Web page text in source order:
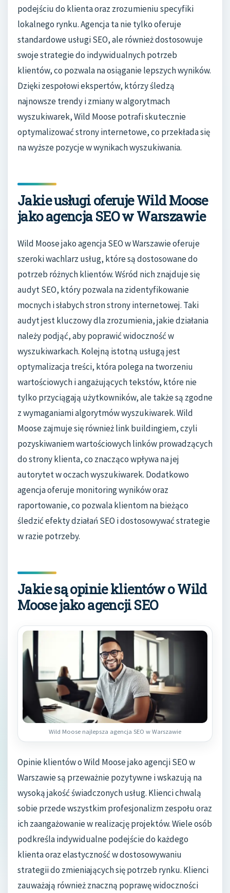
podejściu do klienta oraz zrozumieniu specyfiki
lokalnego rynku. Agencja ta nie tylko oferuje
standardowe usługi SEO, ale również dostosowuje
swoje strategie do indywidualnych potrzeb
klientów, co pozwala na osiąganie lepszych wyników.
Dzięki zespołowi ekspertów, którzy śledzą
najnowsze trendy i zmiany w algorytmach
wyszukiwarek, Wild Moose potrafi skutecznie
optymalizować strony internetowe, co przekłada się
na wyższe pozycje w wynikach wyszukiwania.
Jakie usługi oferuje Wild Moose
jako agencja SEO w Warszawie
Wild Moose jako agencja SEO w Warszawie oferuje
szeroki wachlarz usług, które są dostosowane do
potrzeb różnych klientów. Wśród nich znajduje się
audyt SEO, który pozwala na zidentyfikowanie
mocnych i słabych stron strony internetowej. Taki
audyt jest kluczowy dla zrozumienia, jakie działania
należy podjąć, aby poprawić widoczność w
wyszukiwarkach. Kolejną istotną usługą jest
optymalizacja treści, która polega na tworzeniu
wartościowych i angażujących tekstów, które nie
tylko przyciągają użytkowników, ale także są zgodne
z wymaganiami algorytmów wyszukiwarek. Wild
Moose zajmuje się również link buildingiem, czyli
pozyskiwaniem wartościowych linków prowadzących
do strony klienta, co znacząco wpływa na jej
autorytet w oczach wyszukiwarek. Dodatkowo
agencja oferuje monitoring wyników oraz
raportowanie, co pozwala klientom na bieżąco
śledzić efekty działań SEO i dostosowywać strategie
w razie potrzeby.
Jakie są opinie klientów o Wild
Moose jako agencji SEO
Wild Moose najlepsza agencja SEO w Warszawie
Opinie klientów o Wild Moose jako agencji SEO w
Warszawie są przeważnie pozytywne i wskazują na
wysoką jakość świadczonych usług. Klienci chwalą
sobie przede wszystkim profesjonalizm zespołu oraz
ich zaangażowanie w realizację projektów. Wiele osób
podkreśla indywidualne podejście do każdego
klienta oraz elastyczność w dostosowywaniu
strategii do zmieniających się potrzeb rynku. Klienci
zauważają również znaczną poprawę widoczności